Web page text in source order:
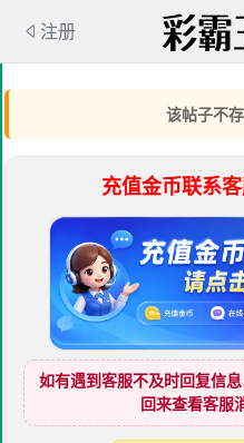
注册
该帖子不
充值金币联系客
如有遇到客服不及时回复信
回来查看客服